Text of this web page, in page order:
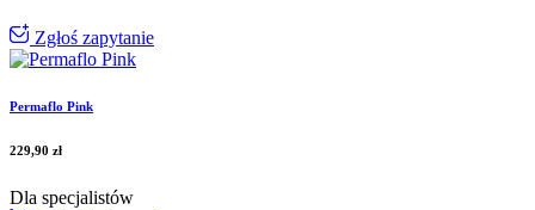
Zgłoś zapytanie
Permaflo Pink
229,90 zł
Dla specjalistów